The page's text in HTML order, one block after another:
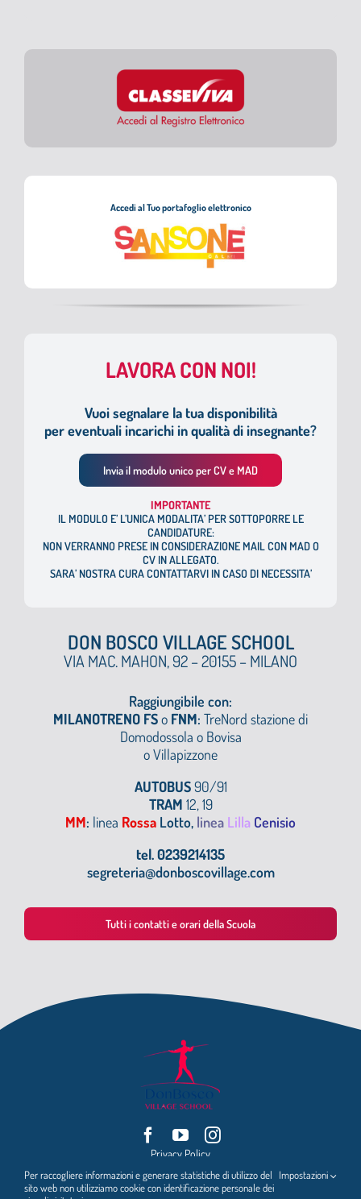
Accedi al Tuo portafoglio elettronico
LAVORA CON NOI!
Vuoi segnalare la tua disponibilità
per eventuali incarichi in qualità di insegnante?
Invia il modulo unico per CV e MAD
IMPORTANTE
IL MODULO E’ L’UNICA MODALITA’ PER SOTTOPORRE LE
CANDIDATURE:
NON VERRANNO PRESE IN CONSIDERAZIONE MAIL CON MAD O
CV IN ALLEGATO.
SARA’ NOSTRA CURA CONTATTARVI IN CASO DI NECESSITA’
DON BOSCO VILLAGE SCHOOL
VIA MAC. MAHON, 92 – 20155 – MILANO
Raggiungibile con:
MILANOTRENO FSo FNM: TreNord stazione di
Domodossola o Bovisa
o Villapizzone
AUTOBUS 90/91
TRAM 12, 19
MM: linea Rossa Lotto, linea Lilla Cenisio
tel. 0239214135
segreteria@donboscovillage.com
Tutti i contatti e orari della Scuola
Privacy Policy
ENTE GESTORE: FONDAZIONE ATTILIO GIORDANI
Per raccogliere informazioni e generare statistiche di utilizzo del
sito web non utilizziamo cookie con identificazione personale dei
Impostazioni